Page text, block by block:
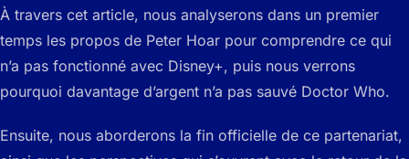
À travers cet article, nous analyserons dans un premier
temps les propos de Peter Hoar pour comprendre ce qui
n’a pas fonctionné avec Disney+, puis nous verrons
pourquoi davantage d’argent n’a pas sauvé Doctor Who.
Ensuite, nous aborderons la fin officielle de ce partenariat,